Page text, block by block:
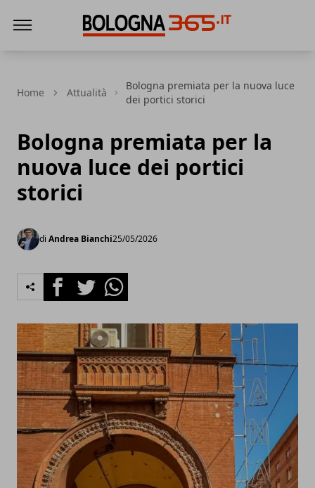
Home Attualità
Bologna premiata per la nuova luce
dei portici storici
Bologna premiata per la
nuova luce dei portici
storici
di Andrea Bianchi25/05/2026
FacebookTwitterWhatsapp